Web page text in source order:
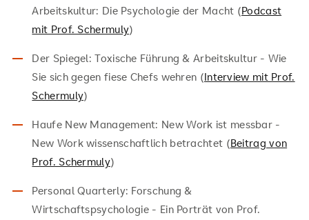
Arbeitskultur: Die Psychologie der Macht (Podcast
mit Prof. Schermuly)
Der Spiegel: Toxische Führung & Arbeitskultur - Wie
Sie sich gegen fiese Chefs wehren (Interview mit Prof.
Schermuly)
Haufe New Management: New Work ist messbar -
New Work wissenschaftlich betrachtet (Beitrag von
Prof. Schermuly)
Personal Quarterly: Forschung &
Wirtschaftspsychologie - Ein Porträt von Prof.